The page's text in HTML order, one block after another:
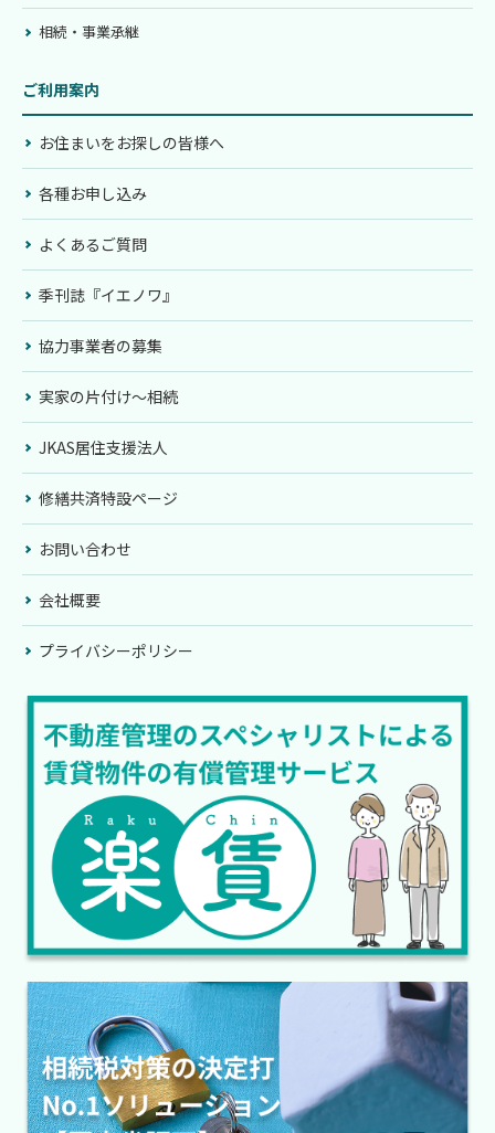
相続・事業承継
ご利用案内
お住まいをお探しの皆様へ
各種お申し込み
よくあるご質問
季刊誌『イエノワ』
協力事業者の募集
実家の片付け〜相続
JKAS居住支援法人
修繕共済特設ページ
お問い合わせ
会社概要
プライバシーポリシー